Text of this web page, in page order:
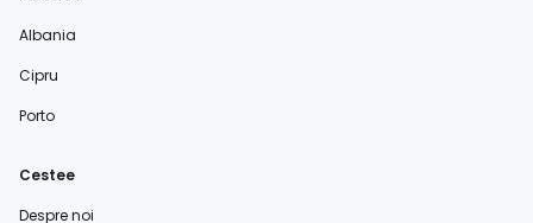
Albania
Cipru
Porto
Cestee
Despre noi